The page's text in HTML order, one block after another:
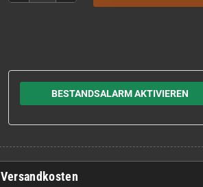
BESTANDSALARM AKTIVIEREN
Versandkosten